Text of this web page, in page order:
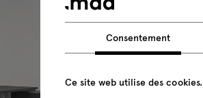
Consentement
Ce site web utilise des cookies.